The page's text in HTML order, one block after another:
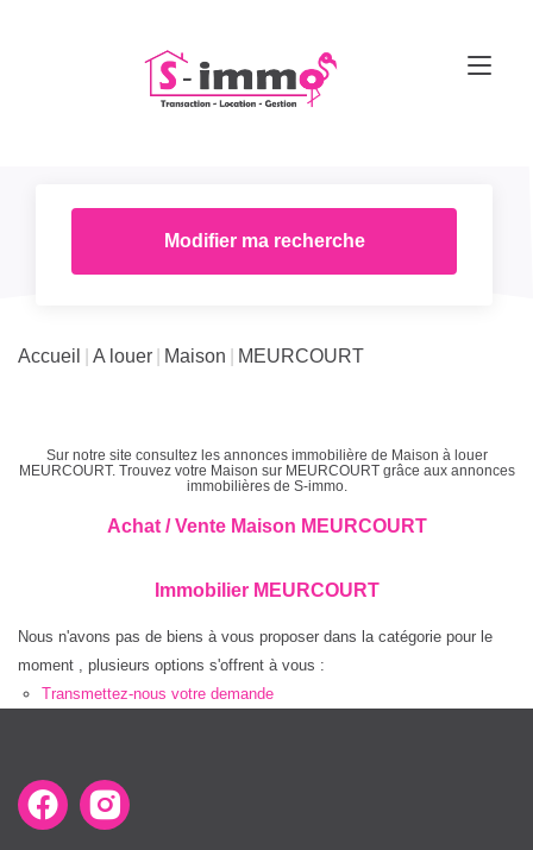
Modifier ma recherche
Accueil A louer Maison MEURCOURT
Sur notre site consultez les annonces immobilière de Maison à louer
MEURCOURT. Trouvez votre Maison sur MEURCOURT grâce aux annonces
immobilières de S-immo.
Achat / Vente Maison MEURCOURT
Immobilier MEURCOURT
Nous n'avons pas de biens à vous proposer dans la catégorie pour le
moment , plusieurs options s'offrent à vous :
Transmettez-nous votre demande